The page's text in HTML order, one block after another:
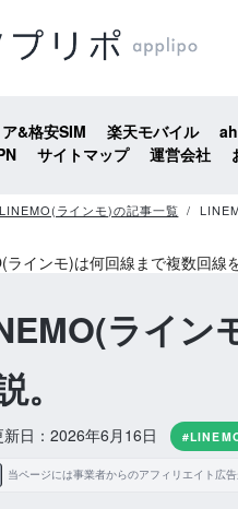
&格安SIM 楽天モバイル
サイトマップ 運営会社
LINEMO(ラインモ)の記事一覧
ライン
。
日：2026年6月16日
当ページには事業者からのアフィリエイト広告